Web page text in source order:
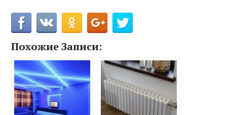
Похожие Записи: